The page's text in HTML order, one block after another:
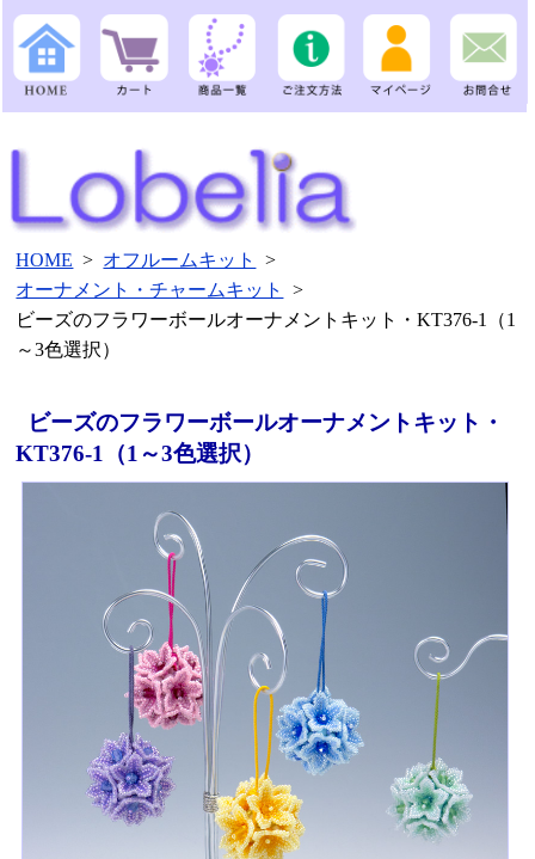
HOME > オフルームキット
>
オーナメント・チャームキット
>
ビーズのフラワーボールオーナメントキット・KT376-1（1
～3色選択）
ビーズのフラワーボールオーナメントキット・
KT376-1（1～3色選択）